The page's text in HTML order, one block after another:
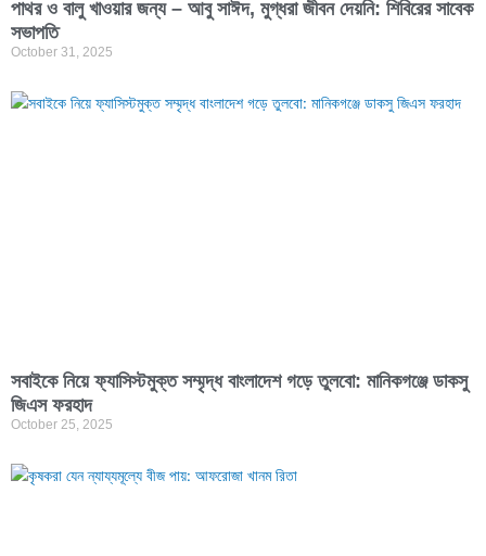
পাথর ও বালু খাওয়ার জন্য – আবু সাঈদ, মুগ্ধরা জীবন দেয়নি: শিবিরের সাবেক
সভাপতি
October 31, 2025
সবাইকে নিয়ে ফ্যাসিস্টমুক্ত সম্মৃদ্ধ বাংলাদেশ গড়ে তুলবো: মানিকগঞ্জে ডাকসু
জিএস ফরহাদ
October 25, 2025